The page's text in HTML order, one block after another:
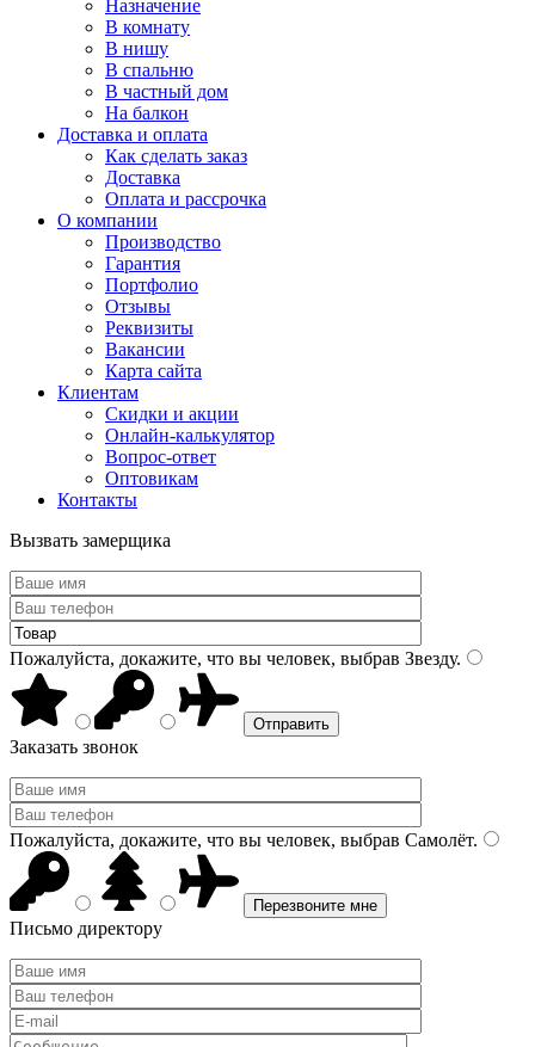
Назначение
В комнату
В нишу
В спальню
В частный дом
На балкон
Доставка и оплата
Как сделать заказ
Доставка
Оплата и рассрочка
О компании
Производство
Гарантия
Портфолио
Отзывы
Реквизиты
Вакансии
Карта сайта
Клиентам
Скидки и акции
Онлайн-калькулятор
Вопрос-ответ
Оптовикам
Контакты
Вызвать замерщика
Пожалуйста, докажите, что вы человек, выбрав Звезду.
Заказать звонок
Пожалуйста, докажите, что вы человек, выбрав Самолёт.
Письмо директору